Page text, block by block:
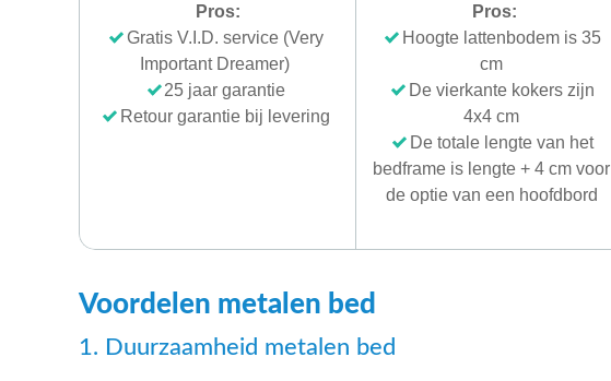
Pros:
Gratis V.I.D. service (Very
Important Dreamer)
25 jaar garantie
Retour garantie bij levering
Pros:
Hoogte lattenbodem is 35
cm
De vierkante kokers zijn
4x4 cm
De totale lengte van het
bedframe is lengte + 4 cm voor
de optie van een hoofdbord
Voordelen metalen bed
1. Duurzaamheid metalen bed